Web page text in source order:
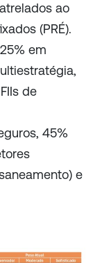
ao
(PRÉ).
em
de
45%
e